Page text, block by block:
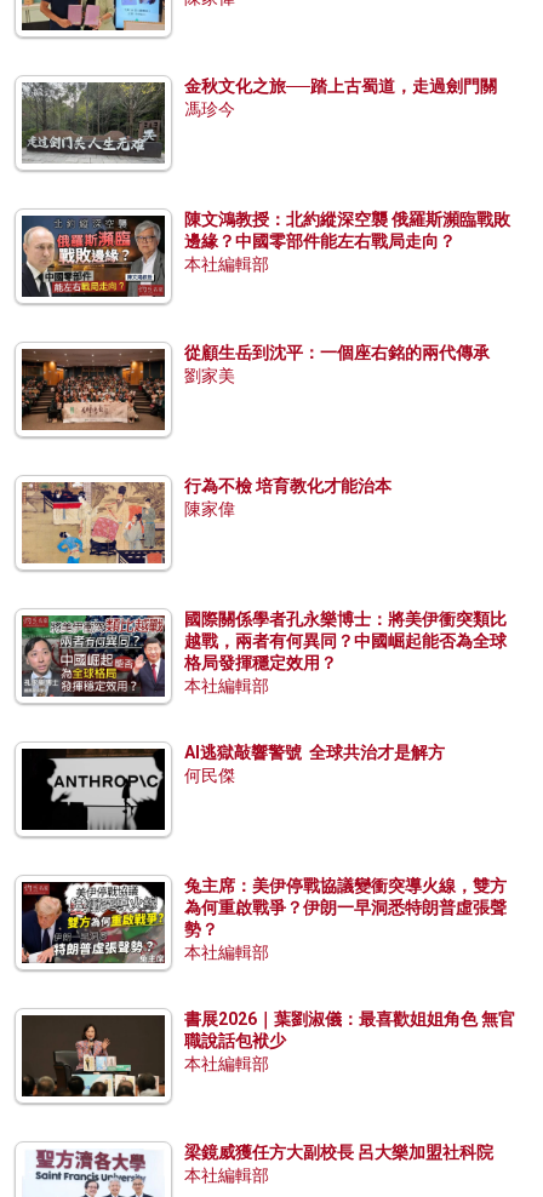
金秋文化之旅──踏上古蜀道，走過劍門關
馮珍今
陳文鴻教授：北約縱深空襲 俄羅斯瀕臨戰敗
邊緣？中國零部件能左右戰局走向？
本社編輯部
從顧生岳到沈平：一個座右銘的兩代傳承
劉家美
行為不檢 培育教化才能治本
陳家偉
國際關係學者孔永樂博士：將美伊衝突類比
越戰，兩者有何異同？中國崛起能否為全球
格局發揮穩定效用？
本社編輯部
AI逃獄敲響警號 全球共治才是解方
何民傑
兔主席：美伊停戰協議變衝突導火線，雙方
為何重啟戰爭？伊朗一早洞悉特朗普虛張聲
勢？
本社編輯部
書展2026｜葉劉淑儀：最喜歡姐姐角色 無官
職說話包袱少
本社編輯部
梁鏡威獲任方大副校長 呂大樂加盟社科院
本社編輯部